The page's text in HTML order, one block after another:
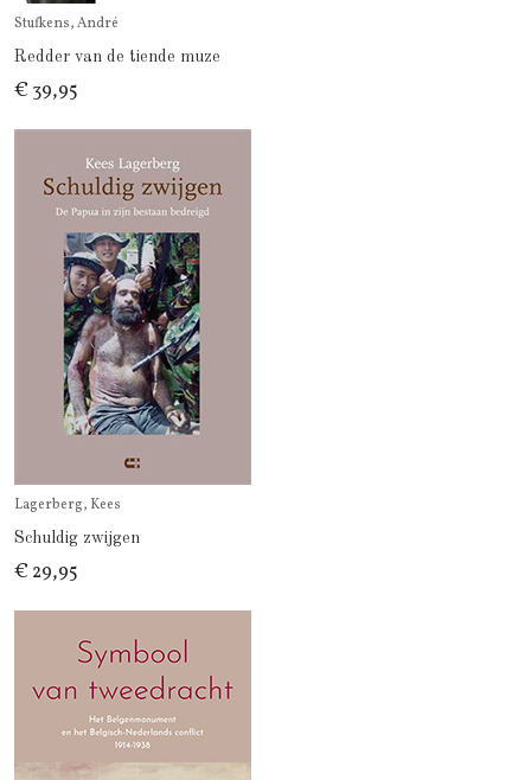
Stufkens, André
Redder van de tiende muze
€ 39,95
Lagerberg, Kees
Schuldig zwijgen
€ 29,95